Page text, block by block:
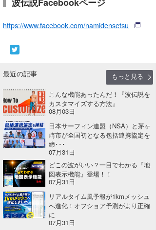
https://www.facebook.com/namidensetsu
最近の記事
もっと見る
こんな機能あったんだ！『波伝説を
カスタマイズする方法』
08月03日
日本サーフィン連盟（NSA）と茅ヶ
崎市が全国初となる包括連携協定を
締･･･
07月31日
どこの波がいい？一目でわかる『地
図表示機能』登場！！
07月31日
リアルタイム風予報が1kmメッシュ
へ進化！オフショア予測がより正確
に
07月31日
Naoya Kimoto
mitsuteru Kamio
Yasunari Inoue
Yoshiyuki Obata
arukasvision
DELTA FORCE SURF
CBA Films
メディア
SURFMEDIA
Colors MAGAZINE
WAVAL
波伝説アンバサダー/プロライダー
福島寿実子
中浦“JET”章
嵯峨明日香
進士剛光
田原啓江
波伝説スタッフ
☆加藤
+☆maki☆+
Aichan
chan-U
波伝説